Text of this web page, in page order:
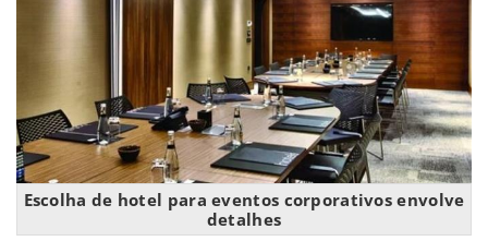
Escolha de hotel para eventos corporativos envolve
detalhes